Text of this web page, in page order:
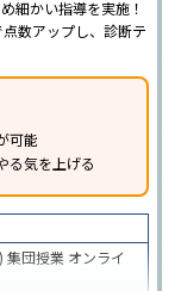
細かい指導を実施！
数アップし、診断テ
可能
る気を上げる
集団授業 オンライ